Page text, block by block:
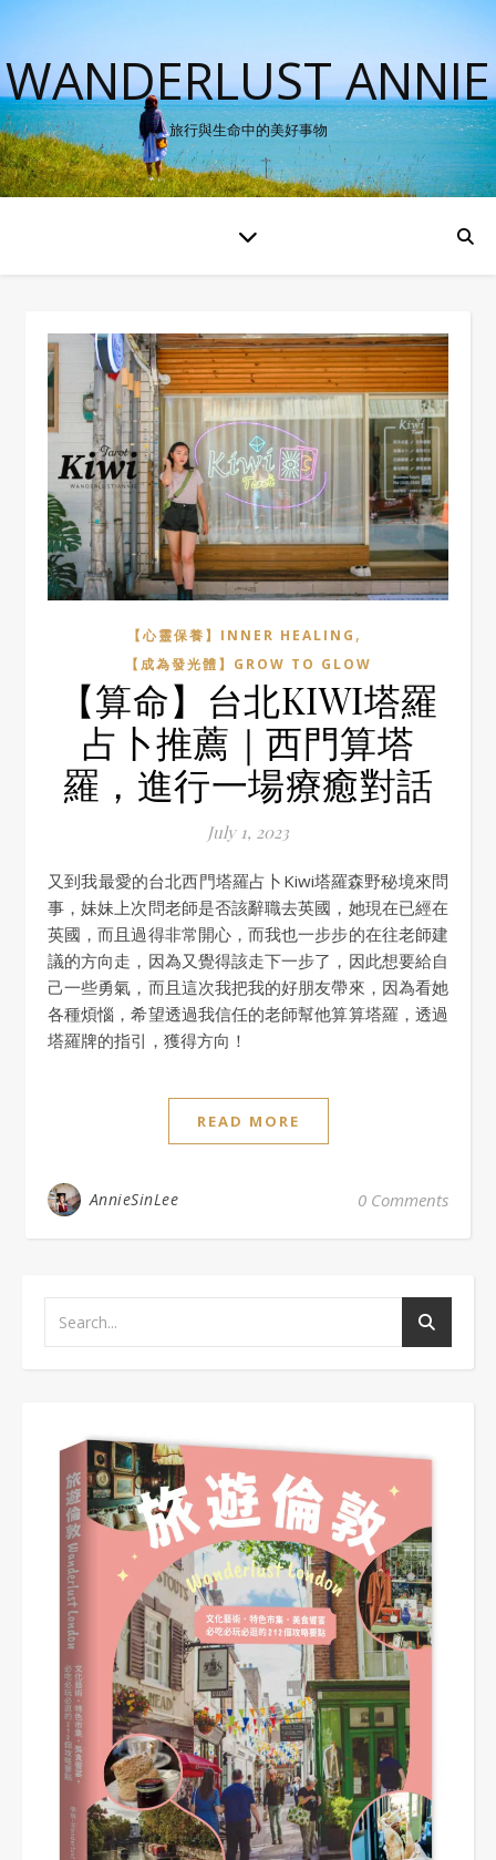
WANDERLUST ANNIE
旅行與生命中的美好事物
【心靈保養】INNER HEALING ,
【成為發光體】GROW TO GLOW
【算命】台北KIWI塔羅
占卜推薦｜西門算塔
羅，進行一場療癒對話
July 1, 2023
又到我最愛的台北西門塔羅占卜Kiwi塔羅森野秘境來問
事，妹妹上次問老師是否該辭職去英國，她現在已經在
英國，而且過得非常開心，而我也一步步的在往老師建
議的方向走，因為又覺得該走下一步了，因此想要給自
己一些勇氣，而且這次我把我的好朋友帶來，因為看她
各種煩惱，希望透過我信任的老師幫他算算塔羅，透過
塔羅牌的指引，獲得方向！
READ MORE
AnnieSinLee 0 Comments